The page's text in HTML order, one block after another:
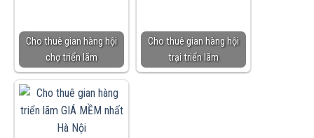
Cho thuê gian hàng hội
chợ triển lãm
Cho thuê gian hàng hội
trại triển lãm